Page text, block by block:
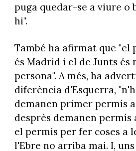
puga quedar-se a viure o
hi".
També ha afirmat que "el
és Madrid i el de Junts és
persona". A més, ha
diferència d'Esquerra,
demanen primer permís
després demanen
el permís per fer coses a
l'Ebre no arriba mai. I,